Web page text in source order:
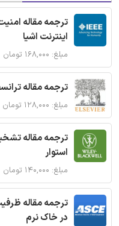
اینترنت اشیا
مبلغ: ۱۶۸,۰۰۰ تومان
ترجمه مقاله
مبلغ: ۱۲۸,۰۰۰ تومان
ترجمه مقاله
استوار
مبلغ: ۱۴۰,۰۰۰ تومان
ترجمه مقاله
در خاک نرم